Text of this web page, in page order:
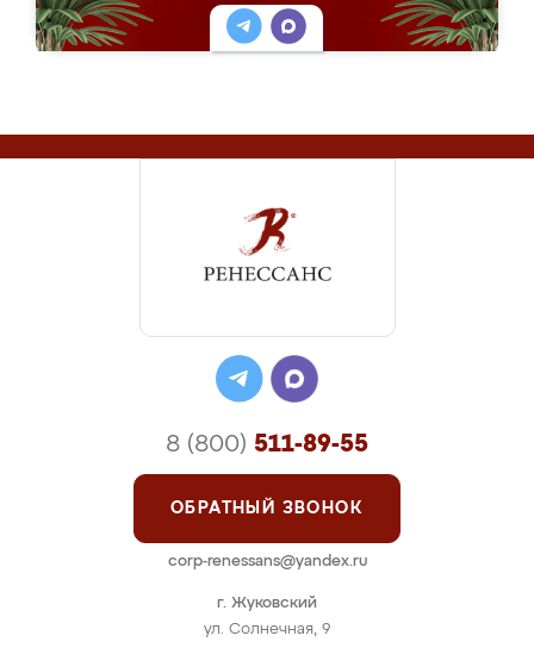
г. Жуковский
ул. Солнечная, 9
8 (800) 511-89-55
ОБРАТНЫЙ ЗВОНОК
corp-renessans@yandex.ru